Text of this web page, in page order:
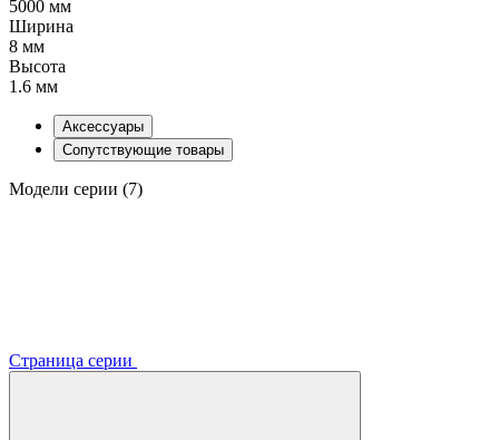
5000 мм
Ширина
8 мм
Высота
1.6 мм
Аксессуары
Сопутствующие товары
Модели серии (7)
Страница серии